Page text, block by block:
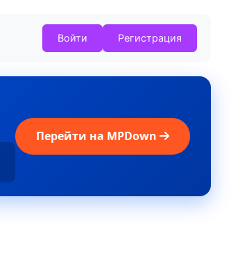
Войти Регистрация
Перейти на MPDown